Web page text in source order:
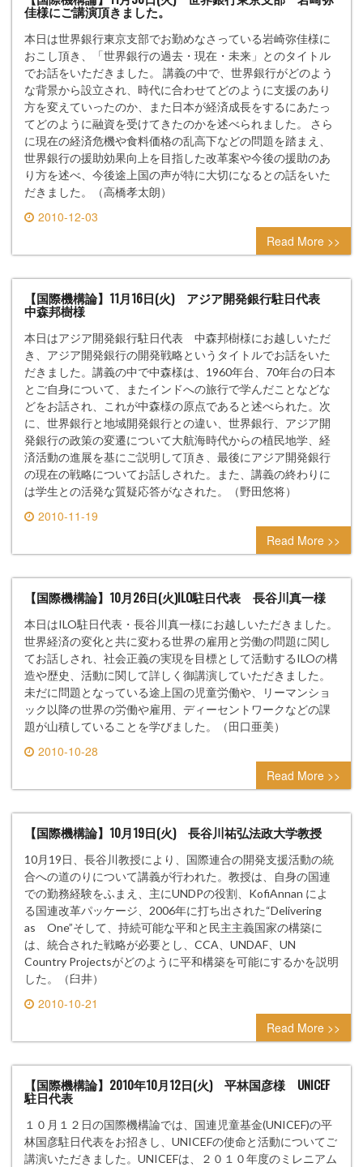
佳様にご講演頂きました。
本日は世界銀行東京支部でお勤めなさっている岩崎弥佳様に
おこし頂き、「世界銀行の過去・現在・未来」とのタイトル
でお話をいただきました。 講義の中で、世界銀行がどのよう
な背景から設立され、時代に合わせてどのように支援のあり
方を変えていったのか、また日本が経済成長をするにあたっ
てどのように融資を受けてきたのかを述べられました。 さら
に現在の経済危機や食料価格の乱高下などの問題を踏まえ、
世界銀行の援助効果向上を目指した改革案や今後の援助のあ
り方を述べ、今後途上国の声が特に大切になるとの話をいた
だきました。（高橋孝太朗）
2010-12-03
0 comment
Read More >>
【国際機構論】11月16日(火) アジア開発銀行駐日代表
中森邦樹様
本日はアジア開発銀行駐日代表 中森邦樹様にお越しいただ
き、アジア開発銀行の開発戦略というタイトルでお話をいた
だきました。講義の中で中森様は、1960年台、70年台の日本
とご自身について、またインドへの旅行で学んだことなどな
どをお話され、これが中森様の原点であると述べられた。次
に、世界銀行と地域開発銀行との違い、世界銀行、アジア開
発銀行の政策の変遷について大航海時代からの植民地学、経
済活動の進展を基にご説明して頂き、最後にアジア開発銀行
の現在の戦略についてお話しされた。また、講義の終わりに
は学生との活発な質疑応答がなされた。（野田悠将）
2010-11-19
0 comment
Read More >>
【国際機構論】10月26日(火)ILO駐日代表 長谷川真一様
本日はILO駐日代表・長谷川真一様にお越しいただきました。
世界経済の変化と共に変わる世界の雇用と労働の問題に関し
てお話しされ、社会正義の実現を目標として活動するILOの構
造や歴史、活動に関して詳しく御講演していただきました。
未だに問題となっている途上国の児童労働や、リーマンショ
ック以降の世界の労働や雇用、ディーセントワークなどの課
題が山積していることを学びました。（田口亜美）
2010-10-28
0 comment
Read More >>
【国際機構論】10月19日(火) 長谷川祐弘法政大学教授
10月19日、長谷川教授により、国際連合の開発支援活動の統
合への道のりについて講義が行われた。教授は、自身の国連
での勤務経験をふまえ、主にUNDPの役割、KofiAnnan によ
る国連改革パッケージ、2006年に打ち出された“Delivering
as One”そして、持続可能な平和と民主主義国家の構築に
は、統合された戦略が必要とし、CCA、UNDAF、UN
Country Projectsがどのように平和構築を可能にするかを説明
した。（臼井）
2010-10-21
0 comment
Read More >>
【国際機構論】2010年10月12日(火) 平林国彦様 UNICEF
駐日代表
１０月１２日の国際機構論では、国連児童基金(UNICEF)の平
林国彦駐日代表をお招きし、UNICEFの使命と活動についてご
講演いただきました。UNICEFは、２０１０年度のミレニアム